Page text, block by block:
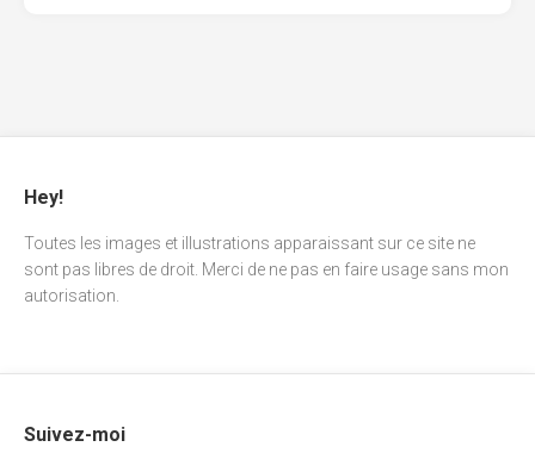
Hey!
Toutes les images et illustrations apparaissant sur ce site ne
sont pas libres de droit. Merci de ne pas en faire usage sans mon
autorisation.
Suivez-moi